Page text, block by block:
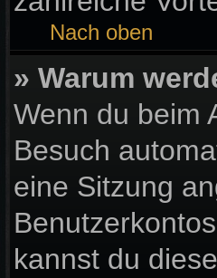
Nach oben
» Warum
Wenn du beim
Besuch
eine Sitzung
kannst du